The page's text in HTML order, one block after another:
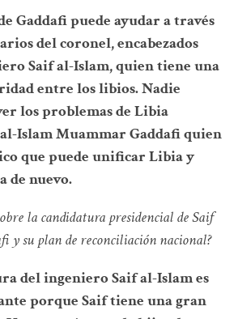
Gaddafi puede ayudar a través
del coronel, encabezados
Saif al-Islam, quien tiene una
entre los libios. Nadie
los problemas de Libia
Islam Muammar Gaddafi quien
que puede unificar Libia y
de nuevo.
la candidatura presidencial de Saif
y su plan de reconciliación nacional?
del ingeniero Saif al-Islam es
porque Saif tiene una gran